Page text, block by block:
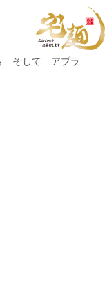
そして アブラ